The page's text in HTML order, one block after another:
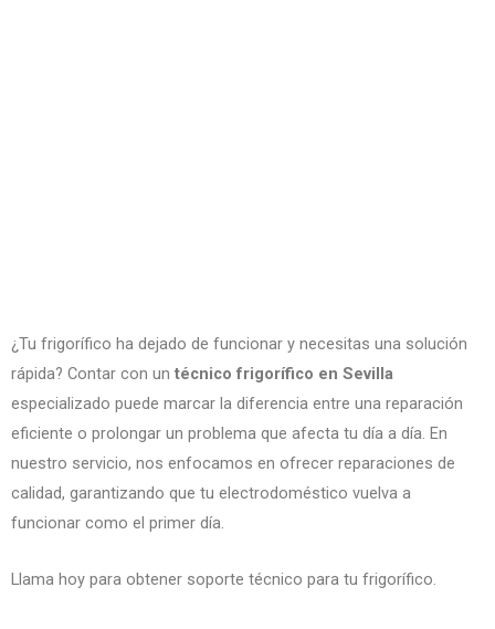
¿Tu frigorífico ha dejado de funcionar y necesitas una solución
rápida? Contar con un técnico frigorífico en Sevilla
especializado puede marcar la diferencia entre una reparación
eficiente o prolongar un problema que afecta tu día a día. En
nuestro servicio, nos enfocamos en ofrecer reparaciones de
calidad, garantizando que tu electrodoméstico vuelva a
funcionar como el primer día.
Llama hoy para obtener soporte técnico para tu frigorífico.